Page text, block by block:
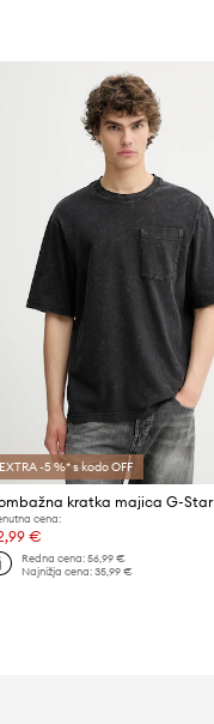
EXTRA -5 %* s kodo OFF
kratka majica G-Star
cena:
€
Redna cena: 56,99 €
Najnižja cena: 35,99 €